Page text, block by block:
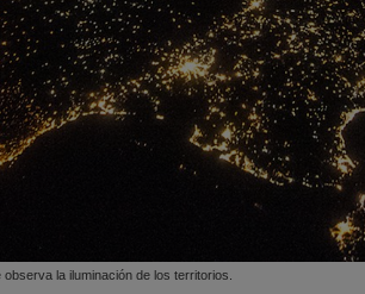
la iluminación de los territorios.